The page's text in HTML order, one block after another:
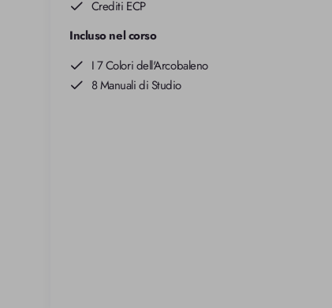
Crediti ECP
Incluso nel corso
I 7 Colori dell'Arcobaleno
8 Manuali di Studio